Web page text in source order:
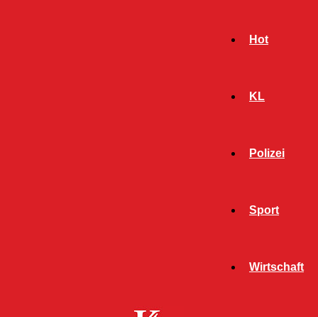
Hot
KL
Polizei
Sport
Wirtschaft